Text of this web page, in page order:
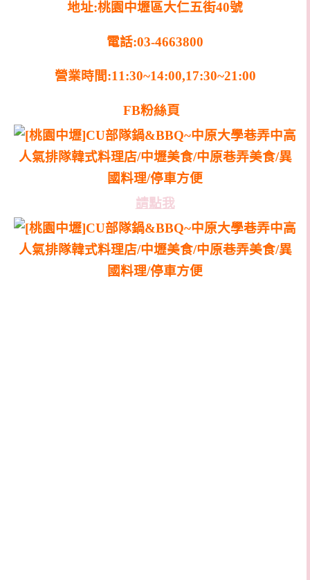
地址:桃園中壢區大仁五街40號
電話:03-4663800
營業時間:11:30~14:00,17:30~21:00
FB粉絲頁
請點我